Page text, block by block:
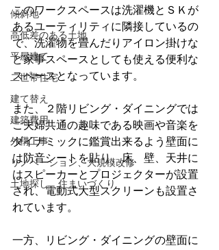
傾斜地
高低差のある土地
平屋建て
二世帯住宅
建て替え
建築費用
外構工事
リノベーション、大規模改修
土地探し 住まいづくり
このワークスペースは洗濯機とＳＫが
あるユーティリティに隣接しているの
で、洗濯物を畳んだりアイロン掛けな
ど家事スペースとしても使える便利な
スペースとなっています。
また、２階リビング・ダイニングでは
ご夫婦共通の趣味である映画や音楽を
ダイナミックに鑑賞出来るよう壁面に
は防音シートを貼り、床、壁、天井に
はスピーカーとプロジェクターが設置
され、電動式大型スクリーンも設置さ
れています。
一方、リビング・ダイニングの壁面に